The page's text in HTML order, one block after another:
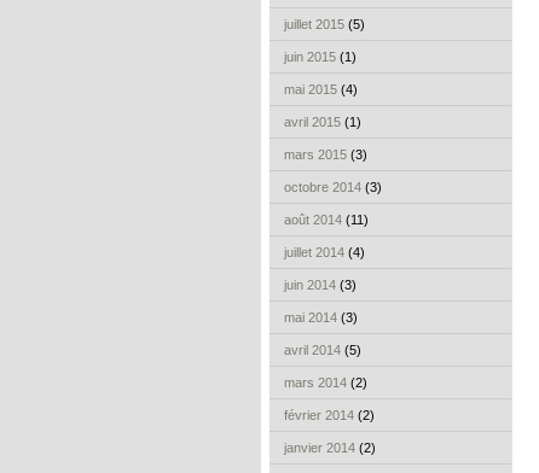
juillet 2015 (5)
juin 2015 (1)
mai 2015 (4)
avril 2015 (1)
mars 2015 (3)
octobre 2014 (3)
août 2014 (11)
juillet 2014 (4)
juin 2014 (3)
mai 2014 (3)
avril 2014 (5)
mars 2014 (2)
février 2014 (2)
janvier 2014 (2)